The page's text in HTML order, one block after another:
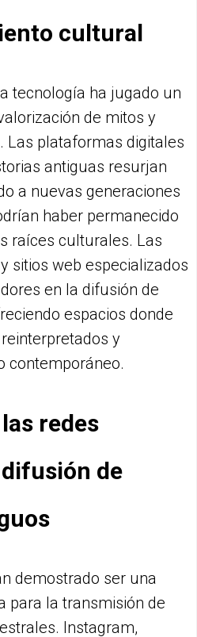
cultural
tecnología ha jugado un
de mitos y
Las plataformas digitales
antiguas resurjan
a nuevas generaciones
haber permanecido
raíces culturales. Las
sitios web especializados
en la difusión de
espacios donde
y
contemporáneo.
redes
de
demostrado ser una
para la transmisión de
Instagram,